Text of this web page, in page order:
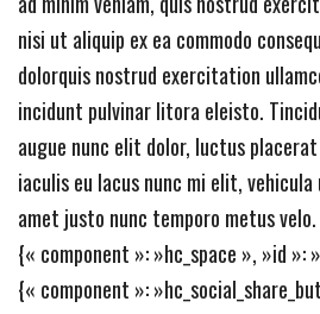
nisi ut aliquip ex ea commodo
dolorquis nostrud exercitation
incidunt pulvinar litora eleisto.
augue nunc elit dolor, luctus
iaculis eu lacus nunc mi elit,
amet justo nunc temporo metus
{« component »: »hc_space », »id »:
{« component »: